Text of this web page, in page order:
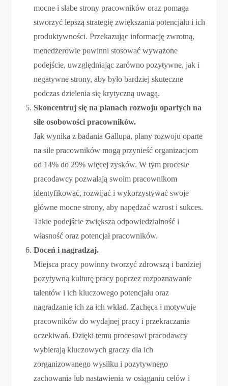
mocne i słabe strony pracowników oraz pomaga
stworzyć lepszą strategię zwiększania potencjału i ich
produktywności. Przekazując informację zwrotną,
menedżerowie powinni stosować wyważone
podejście, uwzględniając zarówno pozytywne, jak i
negatywne strony, aby było bardziej skuteczne
podczas dzielenia się krytyczną uwagą.
Skoncentruj się na planach rozwoju opartych na
sile osobowości pracowników.
Jak wynika z badania Gallupa, plany rozwoju oparte
na sile pracowników mogą przynieść organizacjom
od 14% do 29% więcej zysków. W tym procesie
pracodawcy pozwalają swoim pracownikom
identyfikować, rozwijać i wykorzystywać swoje
główne mocne strony, aby napędzać wzrost i sukces.
Takie podejście zwiększa odpowiedzialność i
własność oraz potencjał pracowników.
Doceń i nagradzaj.
Miejsca pracy powinny tworzyć zdrowszą i bardziej
pozytywną kulturę pracy poprzez rozpoznawanie
talentów i ich kluczowego potencjału oraz
nagradzanie ich za ich wkład. Zachęca i motywuje
pracowników do wydajnej pracy i przekraczania
oczekiwań. Dzięki temu procesowi pracodawcy
wybierają kluczowych graczy dla ich
zorganizowanego wysiłku i pozytywnego
zachowania lub nastawienia w osiąganiu celów i